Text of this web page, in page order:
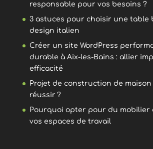
responsable pour vos besoins ?
3 astuces pour choisir une table
design italien
Créer un site WordPress
durable à Aix-les-Bains : allier
efficacité
Projet de construction de maison
réussir ?
Pourquoi opter pour du mobilier
vos espaces de travail